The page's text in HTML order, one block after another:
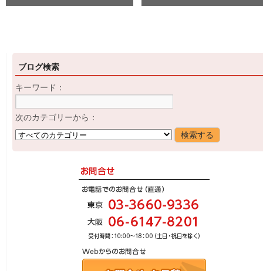
ブログ検索
キーワード：
次のカテゴリーから：